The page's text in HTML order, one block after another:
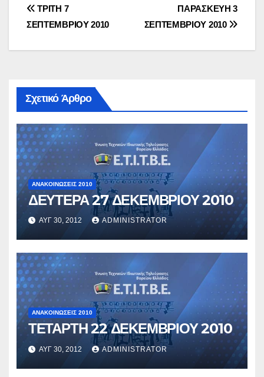
Πλοήγηση
ΠΑΡΑΣΚΕΥΗ 3
ΣΕΠΤΕΜΒΡΙΟΥ 2010
ΤΡΙΤΗ 7
ΣΕΠΤΕΜΒΡΙΟΥ 2010
Σχετικό Άρθρο
ΑΝΑΚΟΙΝΏΣΕΙΣ 2010
ΔΕΥΤΕΡΑ 27 ΔΕΚΕΜΒΡΙΟΥ 2010
ΑΥΓ 30, 2012 ADMINISTRATOR
ΑΝΑΚΟΙΝΏΣΕΙΣ 2010
ΤΕΤΑΡΤΗ 22 ΔΕΚΕΜΒΡΙΟΥ 2010
ΑΥΓ 30, 2012 ADMINISTRATOR